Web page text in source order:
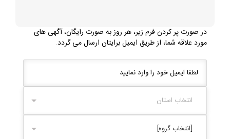
در صورت پر کردن فرم زیر، هر روز به صورت رایگان، آگهی های
مورد علاقه شما، از طریق ایمیل برایتان ارسال می گردد.
انتخاب استان
[انتخاب گروه]